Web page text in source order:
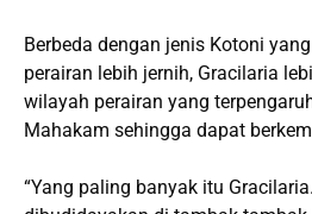
Berbeda dengan jenis Kotoni
perairan lebih jernih, Gracilaria
wilayah perairan yang
Mahakam sehingga dapat
“Yang paling banyak itu